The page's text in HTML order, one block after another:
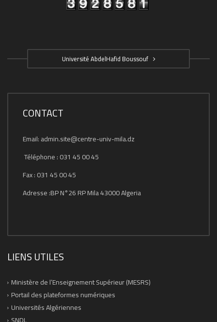
Université AbdelHafid Boussouf
CONTACT
Email: admin.site@centre-univ-mila.dz
Téléphone : 031 45 00 45
Fax : 031 45 00 45
Adresse :BP N°26 RP Mila 43000 Algeria
LIENS UTILES
Ministère de l’Enseignement Supérieur (MESRS)
Portail des plateformes numériques
Universités Algériennes